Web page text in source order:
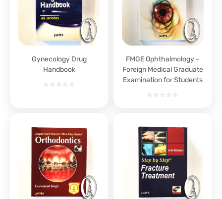
Gynecology Drug
Handbook
FMGE Ophthalmology –
Foreign Medical Graduate
Examination for Students